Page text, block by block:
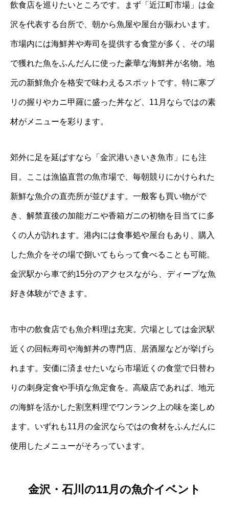
飲食店を巡りたいところです。まず「近江町市場」は金
沢を代表する台所で、朝から魚屋や屋台が賑わいます。
市場内には海鮮丼や寿司を提供する食堂が多く、その場
で獲れた魚をふんだんに使った豪華な海鮮丼が名物。地
元の新鮮魚介を格安で味わえるスポットです。特に寒ブ
リの握りやカニ甲羅に盛った丼など、11月ならではの素
材がメニューを彩ります。
郊外に足を延ばすなら「金沢港いきいき魚市」にも注
目。ここは漁協直営の魚市場で、毎朝競りにかけられた
新鮮な魚介の直売所が並びます。一般客も買い物がで
き、解禁直後の加能ガニや香箱ガニの初物を目当てに多
くの人が訪れます。港内には食事処や屋台もあり、購入
した魚介をその場で捌いてもらって食べることも可能。
金沢駅から車で約15分のアクセスながら、ディープな魚
好き体験ができます。
市中の飲食店でも魚介料理は充実。穴場としては金沢駅
近くの回転寿司や海鮮丼の専門店、居酒屋などが挙げら
れます。安価に済ませたいなら市場近くの食堂で日替わ
りの刺身定食や手頃な魚定食を。高級店であれば、地元
の海鮮を活かした割烹料理でワンランク上の味を楽しめ
ます。いずれも11月の金沢ならではの食材をふんだんに
使用したメニューがそろっています。
金沢・石川の11月の魚介イベント